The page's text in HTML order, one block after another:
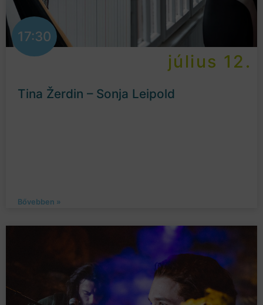
17:30
július 12.
Tina Žerdin – Sonja Leipold
Bővebben »